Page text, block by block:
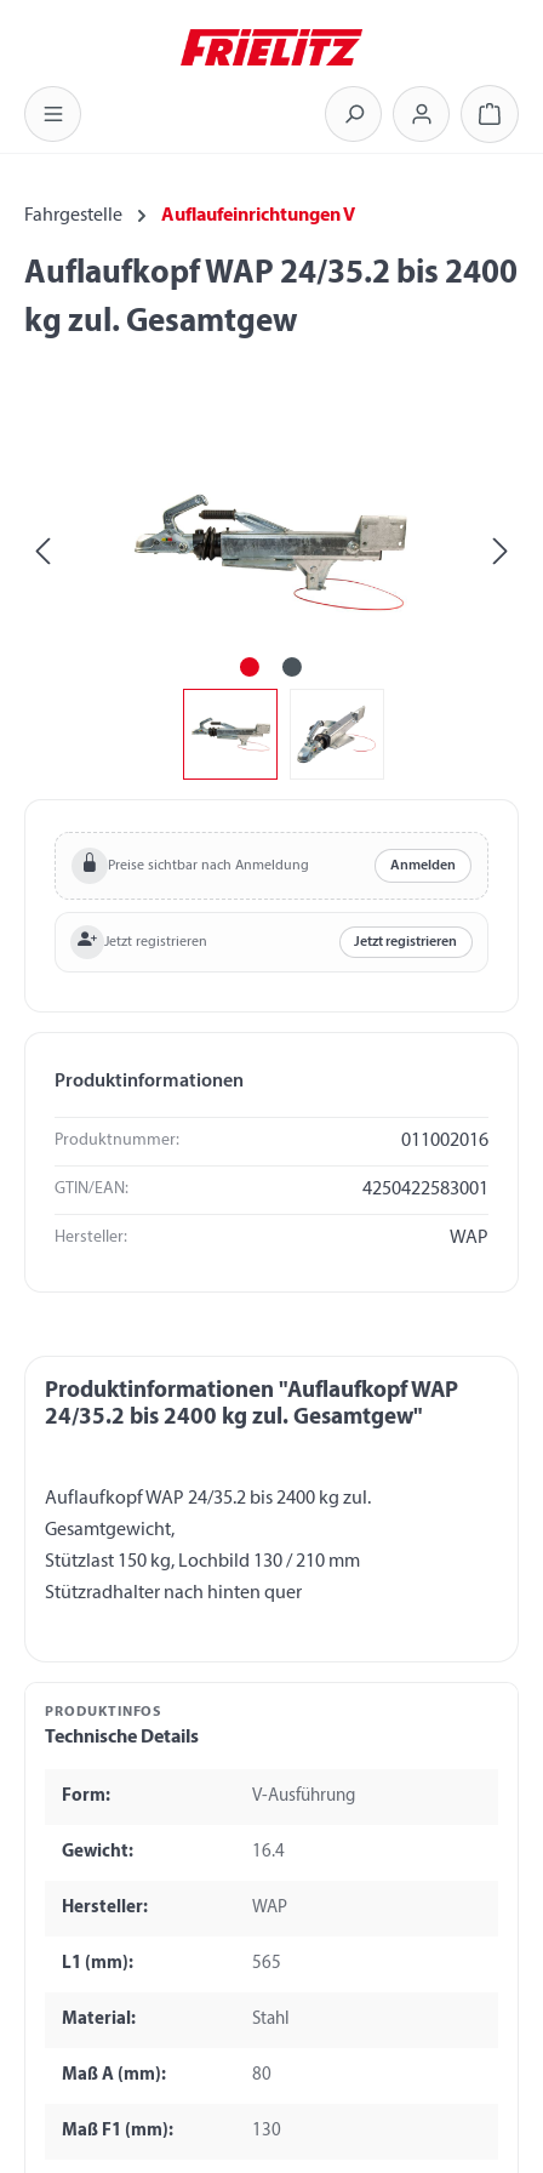
Zum Hauptinhalt springen
Fahrgestelle Auflaufeinrichtungen V
Auflaufkopf WAP 24/35.2 bis 2400
kg zul. Gesamtgew
Preise sichtbar nach Anmeldung Anmelden
Jetzt registrieren Jetzt registrieren
Produktinformationen
Produktnummer: 011002016
GTIN/EAN: 4250422583001
Hersteller: WAP
Produktinformationen "Auflaufkopf WAP
24/35.2 bis 2400 kg zul. Gesamtgew"
Auflaufkopf WAP 24/35.2 bis 2400 kg zul.
Gesamtgewicht,
Stützlast 150 kg, Lochbild 130 / 210 mm
PRODUKTINFOS
Technische Details
Form: V-Ausführung
Gewicht: 16.4
Hersteller: WAP
L1 (mm): 565
Material: Stahl
Maß A (mm): 80
Maß F1 (mm): 130